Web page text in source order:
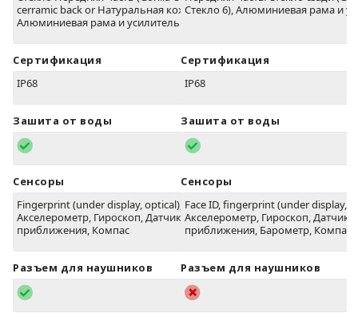
cerramic back or Натуральная кожа back,
Алюминиевая рама и усилитель
Сертификация
IP68
Зашита от воды
Сенсоры
Fingerprint (under display, optical),
Акселерометр, Гироскоп, Датчик
приближения, Компас
Разъем для наушников
Стекло 6), Алюминиевая рама и
Сертификация
IP68
Зашита от воды
Сенсоры
Face ID, fingerprint (under display,
Акселерометр, Гироскоп, Датчик
приближения, Барометр, Компас
Разъем для наушников